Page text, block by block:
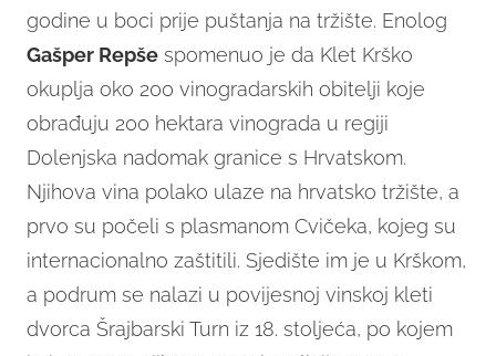
godine u boci prije puštanja na tržište. Enolog
Gašper Repše spomenuo je da Klet Krško
okuplja oko 200 vinogradarskih obitelji koje
obrađuju 200 hektara vinograda u regiji
Dolenjska nadomak granice s Hrvatskom.
Njihova vina polako ulaze na hrvatsko tržište, a
prvo su počeli s plasmanom Cvičeka, kojeg su
internacionalno zaštitili. Sjedište im je u Krškom,
a podrum se nalazi u povijesnoj vinskoj kleti
dvorca Šrajbarski Turn iz 18. stoljeća, po kojem